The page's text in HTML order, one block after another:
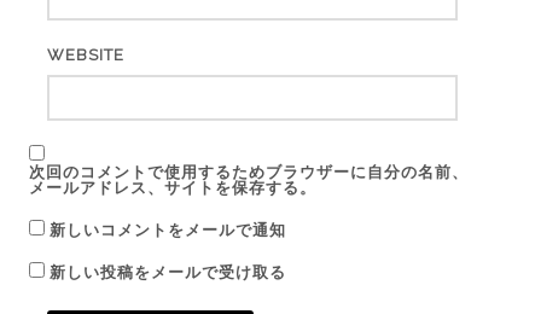
WEBSITE
次回のコメントで使用するためブラウザーに自分の名前、
メールアドレス、サイトを保存する。
新しいコメントをメールで通知
新しい投稿をメールで受け取る